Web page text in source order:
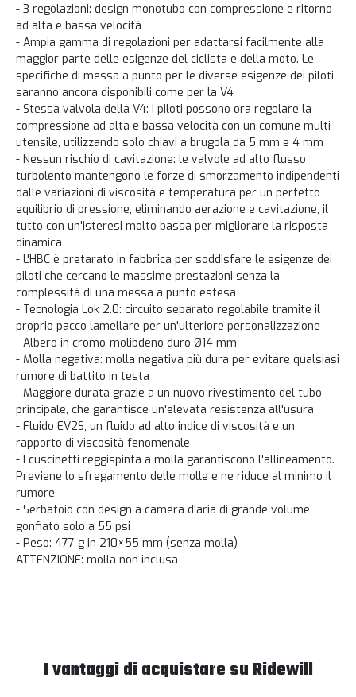
- 3 regolazioni: design monotubo con compressione e ritorno
ad alta e bassa velocità
- Ampia gamma di regolazioni per adattarsi facilmente alla
maggior parte delle esigenze del ciclista e della moto. Le
specifiche di messa a punto per le diverse esigenze dei piloti
saranno ancora disponibili come per la V4
- Stessa valvola della V4: i piloti possono ora regolare la
compressione ad alta e bassa velocità con un comune multi-
utensile, utilizzando solo chiavi a brugola da 5 mm e 4 mm
- Nessun rischio di cavitazione: le valvole ad alto flusso
turbolento mantengono le forze di smorzamento indipendenti
dalle variazioni di viscosità e temperatura per un perfetto
equilibrio di pressione, eliminando aerazione e cavitazione, il
tutto con un'isteresi molto bassa per migliorare la risposta
dinamica
- L'HBC è pretarato in fabbrica per soddisfare le esigenze dei
piloti che cercano le massime prestazioni senza la
complessità di una messa a punto estesa
- Tecnologia Lok 2.0: circuito separato regolabile tramite il
proprio pacco lamellare per un'ulteriore personalizzazione
- Albero in cromo-molibdeno duro Ø14 mm
- Molla negativa: molla negativa più dura per evitare qualsiasi
rumore di battito in testa
- Maggiore durata grazie a un nuovo rivestimento del tubo
principale, che garantisce un'elevata resistenza all'usura
- Fluido EV2S, un fluido ad alto indice di viscosità e un
rapporto di viscosità fenomenale
- I cuscinetti reggispinta a molla garantiscono l'allineamento.
Previene lo sfregamento delle molle e ne riduce al minimo il
rumore
- Serbatoio con design a camera d'aria di grande volume,
gonfiato solo a 55 psi
- Peso: 477 g in 210×55 mm (senza molla)
ATTENZIONE: molla non inclusa
I vantaggi di acquistare su Ridewill